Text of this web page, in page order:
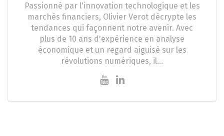
Passionné par l'innovation technologique et les
marchés financiers, Olivier Verot décrypte les
tendances qui façonnent notre avenir. Avec
plus de 10 ans d'expérience en analyse
économique et un regard aiguisé sur les
révolutions numériques, il…